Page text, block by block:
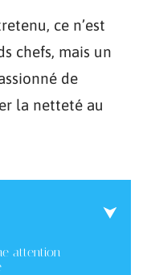
ce n’est
chefs, mais un
de
la netteté au
attention